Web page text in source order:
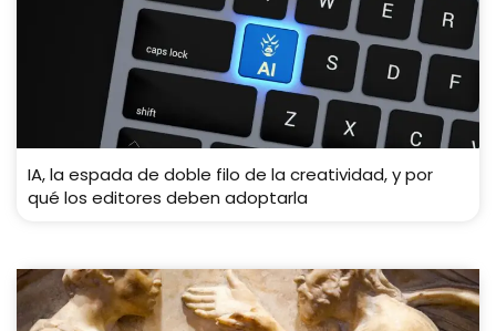
IA, la espada de doble filo de la creatividad, y por
qué los editores deben adoptarla